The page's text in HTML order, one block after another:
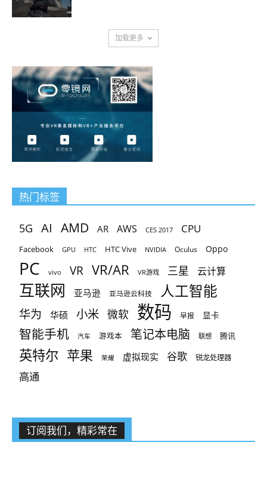
加载更多
热门标签
5G AI AMD AR AWS CES 2017 CPU
Facebook GPU HTC HTC Vive NVIDIA Oculus Oppo
PC vivo VR VR/AR VR游戏 三星 云计算
互联网 亚马逊 亚马逊云科技 人工智能
华为 华硕 小米 微软 数码 早报 显卡
智能手机 汽车 游戏本 笔记本电脑 联想 腾讯
英特尔 苹果 荣耀 虚拟现实 谷歌 锐龙处理器
高通
订阅我们，精彩常在